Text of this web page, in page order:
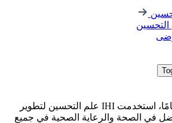
التحسين
منذ أكثر من 30 عامًا، استخدمت IHI علم التحسين لتطوير
في الصحة والرعاية الصحية في جميع